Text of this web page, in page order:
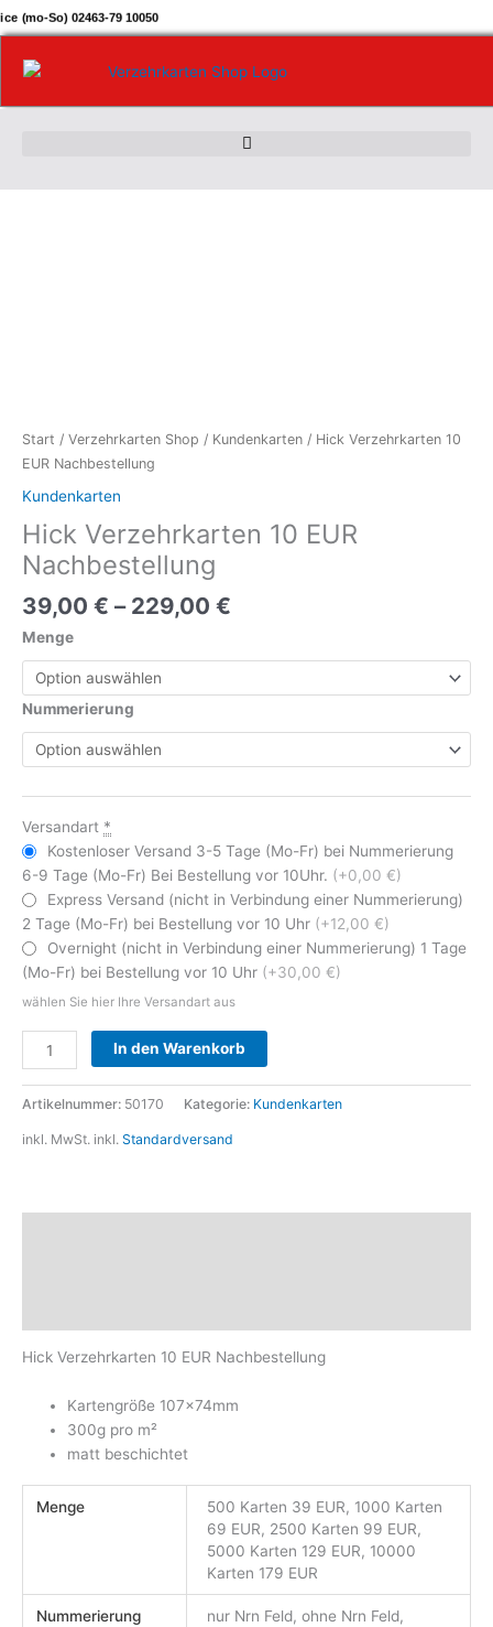
Zum
Inhalt
springen
(mo-So) 02463-79 10050
Start / Verzehrkarten Shop / Kundenkarten / Hick Verzehrkarten 10
EUR Nachbestellung
Kundenkarten
Hick Verzehrkarten 10 EUR
Nachbestellung
39,00 € – 229,00 €
Menge
Nummerierung
Versandart *
Kostenloser Versand 3-5 Tage (Mo-Fr) bei Nummerierung
6-9 Tage (Mo-Fr) Bei Bestellung vor 10Uhr. (+0,00 €)
Express Versand (nicht in Verbindung einer Nummerierung)
2 Tage (Mo-Fr) bei Bestellung vor 10 Uhr (+12,00 €)
Overnight (nicht in Verbindung einer Nummerierung) 1 Tage
(Mo-Fr) bei Bestellung vor 10 Uhr (+30,00 €)
wählen Sie hier Ihre Versandart aus
In den Warenkorb
Artikelnummer: 50170 Kategorie: Kundenkarten
inkl. MwSt. inkl. Standardversand
Hick Verzehrkarten 10 EUR Nachbestellung
Kartengröße 107x74mm
300g pro m²
matt beschichtet
Menge
500 Karten 39 EUR, 1000 Karten
69 EUR, 2500 Karten 99 EUR,
5000 Karten 129 EUR, 10000
Karten 179 EUR
Nummerierung
nur Nrn Feld, ohne Nrn Feld,